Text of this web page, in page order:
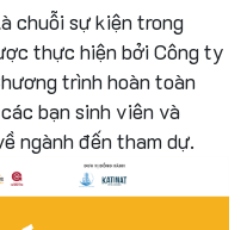
chuỗi sự kiện trong
thực hiện bởi Công ty
trình hoàn toàn
bạn sinh viên và
ngành đến tham dự.